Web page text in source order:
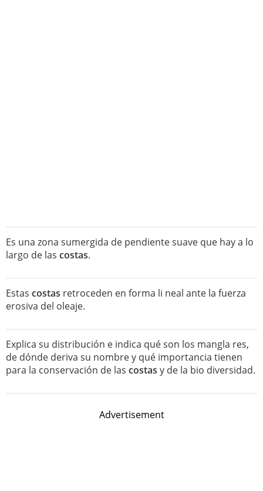
Es una zona sumergida de pendiente suave que hay a lo
largo de las costas.
Estas costas retroceden en forma li neal ante la fuerza
erosiva del oleaje.
Explica su distribución e indica qué son los mangla res,
de dónde deriva su nombre y qué importancia tienen
para la conservación de las costas y de la bio diversidad.
Advertisement